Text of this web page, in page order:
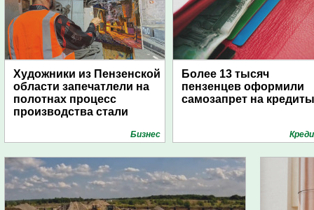
Художники из Пензенской
области запечатлели на
полотнах процесс
производства стали
Бизнес
Более 13 тысяч
пензенцев оформили
самозапрет на кредиты